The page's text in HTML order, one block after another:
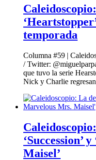
temporada
Columna #59 |
/ Twitter:
que tuvo la serie
Nick y Charlie
‘Succession’
Maisel’